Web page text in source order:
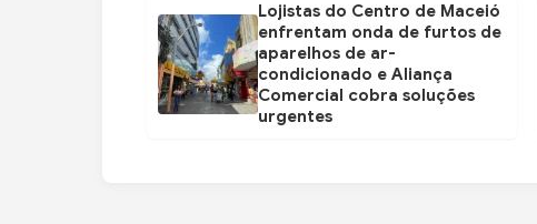
Lojistas do Centro de Maceió
enfrentam onda de furtos de
aparelhos de ar-
condicionado e Aliança
Comercial cobra soluções
urgentes